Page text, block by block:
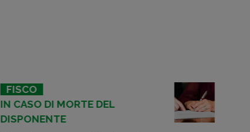
FISCO
IN CASO DI MORTE DEL
DISPONENTE